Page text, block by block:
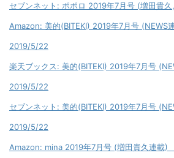
セブンネット: ポポロ 2019年7月号 (増田貴
Amazon: 美的(BITEKI) 2019年7月号 (NEWS
2019/5/22
楽天ブックス: 美的(BITEKI) 2019年7月号
2019/5/22
セブンネット: 美的(BITEKI) 2019年7月号
2019/5/22
Amazon: mina 2019年7月号 (増田貴久連